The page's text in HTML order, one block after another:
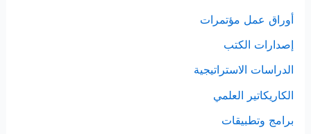
أوراق عمل مؤتمرات
إصدارات الكتب
الدراسات الاستراتيجية
الكاريكاتير العلمي
برامج وتطبيقات